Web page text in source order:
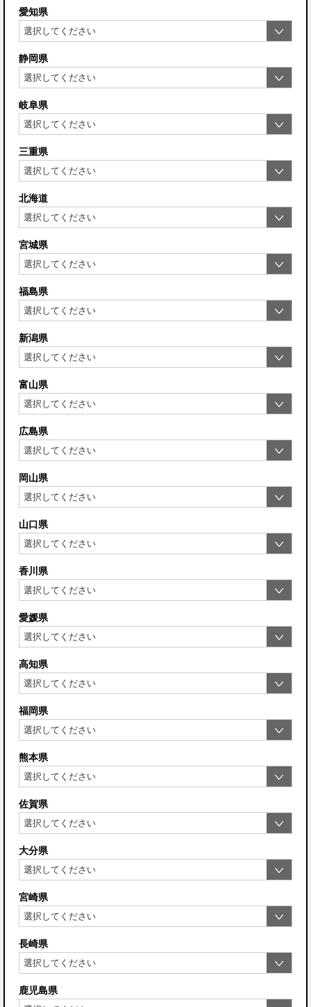
愛知県
静岡県
岐阜県
三重県
北海道
宮城県
福島県
新潟県
富山県
広島県
岡山県
山口県
香川県
愛媛県
高知県
福岡県
熊本県
佐賀県
大分県
宮崎県
長崎県
鹿児島県